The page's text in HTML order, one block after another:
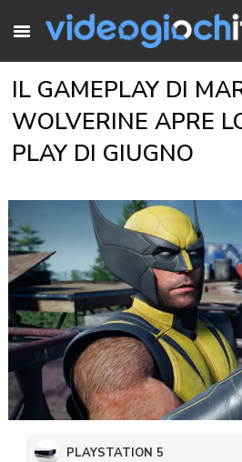
IL GAMEPLAY DI
WOLVERINE APRE
PLAY DI GIUGNO
PLAYSTATION 5